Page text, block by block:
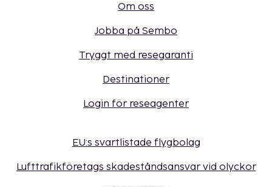
Om oss
Jobba på Sembo
Tryggt med resegaranti
Destinationer
Login för reseagenter
EU:s svartlistade flygbolag
Lufttrafikföretags skadeståndsansvar vid olyckor